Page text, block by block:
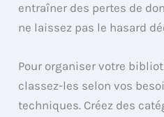
entraîner des pertes de
ne laissez pas le hasard
Pour organiser votre
classez-les selon vos
techniques. Créez des